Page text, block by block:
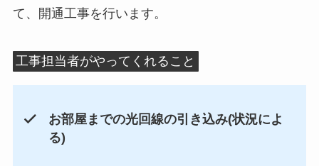
て、開通工事を行います。
工事担当者がやってくれること
お部屋までの光回線の引き込み(状況によ
る)